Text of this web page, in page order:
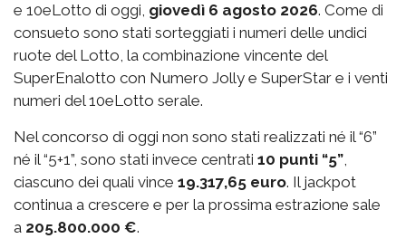
e 10eLotto di oggi, giovedì 6 agosto 2026. Come di
consueto sono stati sorteggiati i numeri delle undici
ruote del Lotto, la combinazione vincente del
SuperEnalotto con Numero Jolly e SuperStar e i venti
numeri del 10eLotto serale.
Nel concorso di oggi non sono stati realizzati né il “6”
né il “5+1”, sono stati invece centrati 10 punti “5”,
ciascuno dei quali vince 19.317,65 euro. Il jackpot
continua a crescere e per la prossima estrazione sale
a 205.800.000 €.